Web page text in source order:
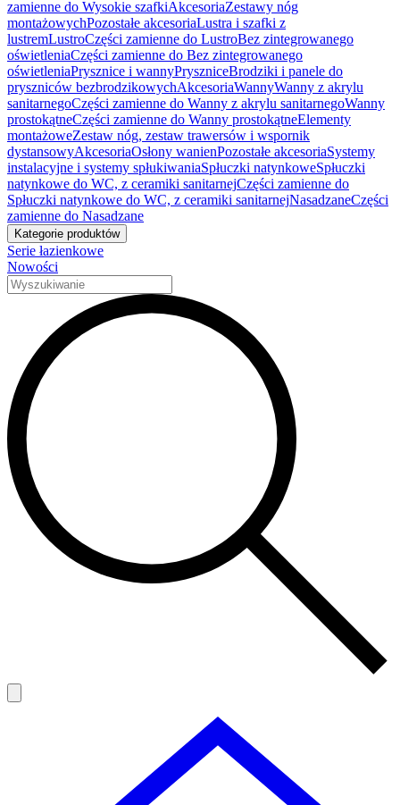
zamienne do Wysokie szafkiAkcesoriaZestawy nóg
montażowychPozostałe akcesoriaLustra i szafki z
lustremLustroCzęści zamienne do LustroBez zintegrowanego
oświetleniaCzęści zamienne do Bez zintegrowanego
oświetleniaPrysznice i wannyPryszniceBrodziki i panele do
pryszniców bezbrodzikowychAkcesoriaWannyWanny z akrylu
sanitarnegoCzęści zamienne do Wanny z akrylu sanitarnegoWanny
prostokątneCzęści zamienne do Wanny prostokątneElementy
montażoweZestaw nóg, zestaw trawersów i wspornik
dystansowyAkcesoriaOsłony wanienPozostałe akcesoriaSystemy
instalacyjne i systemy spłukiwaniaSpłuczki natynkoweSpłuczki
natynkowe do WC, z ceramiki sanitarnejCzęści zamienne do
Spłuczki natynkowe do WC, z ceramiki sanitarnejNasadzaneCzęści
zamienne do Nasadzane
Kategorie produktów
Serie łazienkowe
Nowości